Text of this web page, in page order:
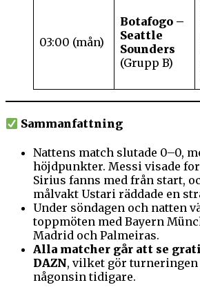
03:00 (mån)
Botafogo –
Seattle
Sounders
(Grupp B)
Sammanfattning
Nattens match slutade 0–0,
höjdpunkter. Messi visade
Sirius fanns med från start,
målvakt Ustari räddade en
Under söndagen och natten
toppmöten med Bayern
Madrid och Palmeiras.
Alla matcher går att se
DAZN, vilket gör
någonsin tidigare.